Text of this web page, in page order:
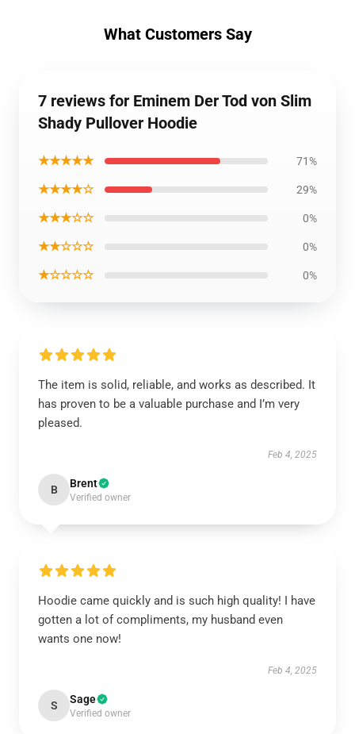
What Customers Say
7 reviews for Eminem Der Tod von Slim
Shady Pullover Hoodie
★★★★★ 71%
★★★★☆ 29%
★★★☆☆ 0%
★★☆☆☆ 0%
★☆☆☆☆ 0%
The item is solid, reliable, and works as described. It
has proven to be a valuable purchase and I’m very
pleased.
Feb 4, 2025
B Brent
Verified owner
Hoodie came quickly and is such high quality! I have
gotten a lot of compliments, my husband even
wants one now!
Feb 4, 2025
S Sage
Verified owner